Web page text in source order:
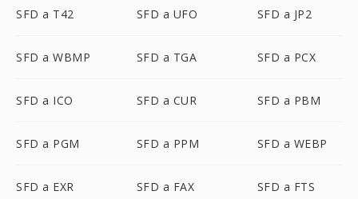
SFD a T42 SFD a UFO SFD a JP2
SFD a WBMP SFD a TGA SFD a PCX
SFD a ICO SFD a CUR SFD a PBM
SFD a PGM SFD a PPM SFD a WEBP
SFD a EXR SFD a FAX SFD a FTS